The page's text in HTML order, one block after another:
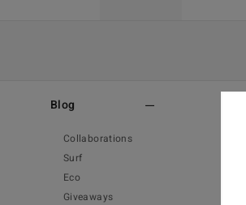
Blog
Collaborations
Surf
Eco
Giveaways